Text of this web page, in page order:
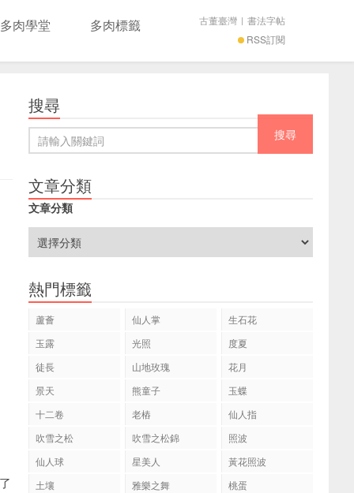
多肉學堂 多肉標籤
RSS訂閱
古董臺灣 | 書法字帖
搜尋
文章分類
文章分類
熱門標籤
蘆薈 仙人掌
生石花
玉露
光照
度夏
徒長
山地玫瑰
花月
景天
熊童子
玉蝶
十二卷
老樁
仙人指
吹雪之松
吹雪之松錦
照波
仙人球
星美人
黃花照波
土壤
雅樂之舞 桃蛋